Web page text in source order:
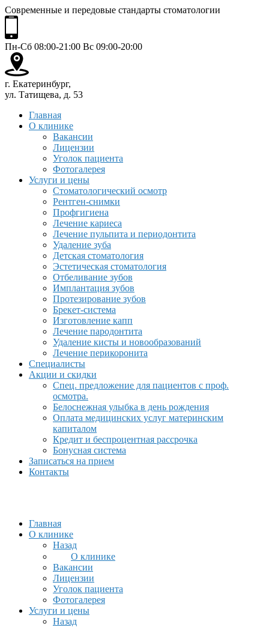
Современные и передовые стандарты стоматологии
Пн-Сб 08:00-21:00 Вс 09:00-20:00
г. Екатеринбург,
ул. Татищева, д. 53
Главная
О клинике
Вакансии
Лицензии
Уголок пациента
Фотогалерея
Услуги и цены
Стоматологический осмотр
Рентген-снимки
Профгигиена
Лечение кариеса
Лечение пульпита и периодонтита
Удаление зуба
Детская стоматология
Эстетическая стоматология
Отбеливание зубов
Имплантация зубов
Протезирование зубов
Брекет-система
Изготовление капп
Лечение пародонтита
Удаление кисты и новообразований
Лечение перикоронита
Специалисты
Акции и скидки
Спец. предложение для пациентов с проф.
осмотра.
Белоснежная улыбка в день рождения
Оплата медицинских услуг материнским
капиталом
Кредит и беспроцентная рассрочка
Бонусная система
Записаться на прием
Контакты
Главная
О клинике
Назад
О клинике
Вакансии
Лицензии
Уголок пациента
Фотогалерея
Услуги и цены
Назад